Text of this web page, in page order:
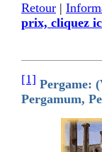
Retour |
prix, cliquez
[1] Pergame:
Pergamum,